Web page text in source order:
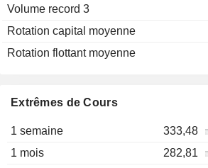
Volume record 3
Rotation capital moyenne
Rotation flottant moyenne
Extrêmes de Cours
1 semaine 333,48
1 mois
282,81